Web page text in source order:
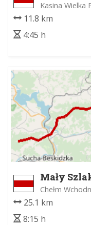
Kasina Wielka
11.8 km
4:45 h
Mały
Chełm
25.1 km
8:15 h